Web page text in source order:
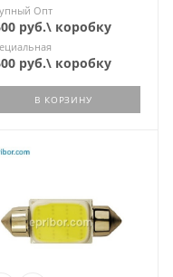
Опт
руб.\ коробку
руб.\ коробку
В КОРЗИНУ